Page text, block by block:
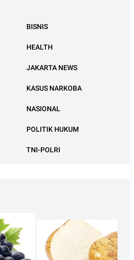
BISNIS
HEALTH
JAKARTA NEWS
KASUS NARKOBA
NASIONAL
POLITIK HUKUM
TNI-POLRI